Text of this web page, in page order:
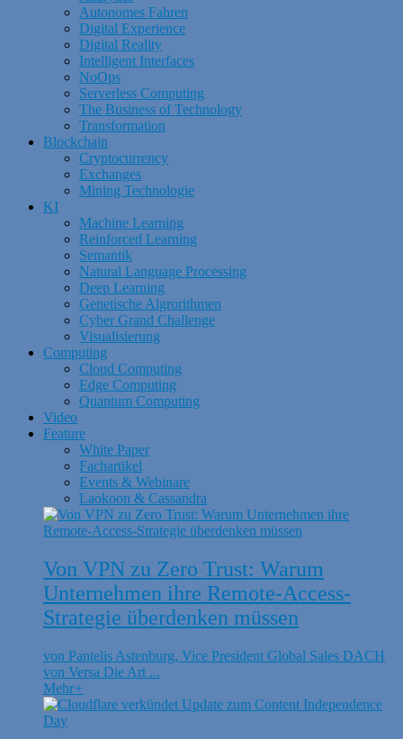
Autonomes Fahren
Digital Experience
Digital Reality
Intelligent Interfaces
NoOps
Serverless Computing
The Business of Technology
Transformation
Blockchain
Cryptocurrency
Exchanges
Mining Technologie
KI
Machine Learning
Reinforced Learning
Semantik
Natural Language Processing
Deep Learning
Genetische Algrorithmen
Cyber Grand Challenge
Visualisierung
Computing
Cloud Computing
Edge Computing
Quantum Computing
Video
Feature
White Paper
Fachartikel
Events & Webinare
Laokoon & Cassandra
Von VPN zu Zero Trust: Warum
Unternehmen ihre Remote-Access-
Strategie überdenken müssen
von Pantelis Astenburg, Vice President Global Sales DACH
von Versa Die Art ...
Mehr+